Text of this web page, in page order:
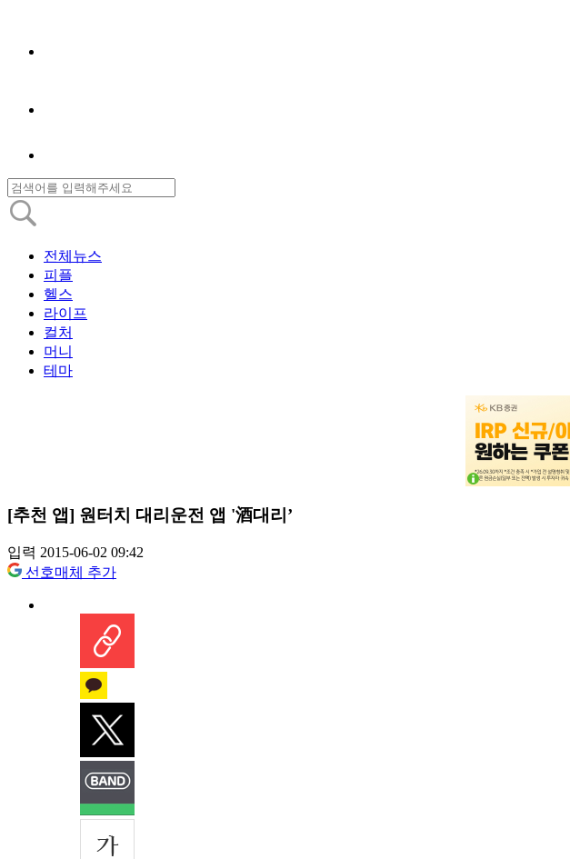
전체뉴스
피플
헬스
라이프
컬처
머니
테마
[추천 앱] 원터치 대리운전 앱 '酒대리’
입력 2015-06-02 09:42
선호매체 추가